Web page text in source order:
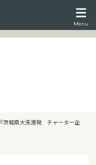
Menu
『茨城県大洗港発 チャーター企